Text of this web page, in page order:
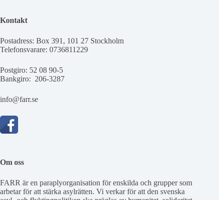
Kontakt
Postadress: Box 391, 101 27 Stockholm
Telefonsvarare: 0736811229
Postgiro: 52 08 90-5
Bankgiro: 206-3287
info@farr.se
Om oss
FARR är en paraplyorganisation för enskilda och grupper som
arbetar för att stärka asylrätten. Vi verkar för att den svenska